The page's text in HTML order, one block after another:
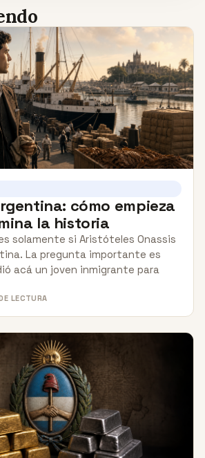
cómo empieza
la historia
solamente si Aristóteles Onassis
La pregunta importante es
acá un joven inmigrante para
LECTURA